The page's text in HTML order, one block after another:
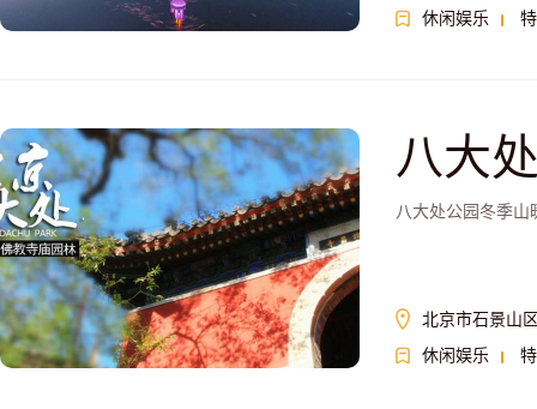
休闲娱乐
八大
八大处公园冬季山
北京市石景山
休闲娱乐